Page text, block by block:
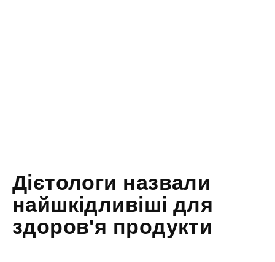
Дієтологи назвали
найшкідливіші для
здоров'я продукти